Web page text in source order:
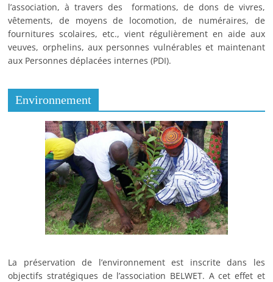
l’association, à travers des formations, de dons de vivres,
vêtements, de moyens de locomotion, de numéraires, de
fournitures scolaires, etc., vient régulièrement en aide aux
veuves, orphelins, aux personnes vulnérables et maintenant
aux Personnes déplacées internes (PDI).
Environnement
La préservation de l’environnement est inscrite dans les
objectifs stratégiques de l’association BELWET. A cet effet et